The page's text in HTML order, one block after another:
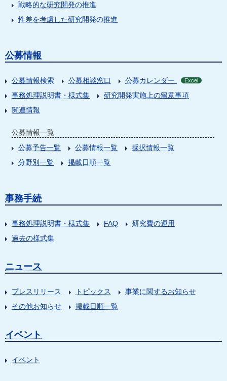
戦略的な研究開発の推進
性差を考慮した研究開発の推進
公募情報
公募情報検索 公募相談窓口 公募カレンダー Excel
事務処理説明書・様式集
研究開発実施上の留意事項
関連情報
公募情報一覧
公募予告一覧
公募情報一覧
採択情報一覧
分野別一覧
掲載日順一覧
事務手続
事務処理説明書・様式集 FAQ
研究費の運用
過去の様式集
ニュース
プレスリリース トピックス
事業に関するお知らせ
その他お知らせ
掲載日順一覧
イベント
イベント